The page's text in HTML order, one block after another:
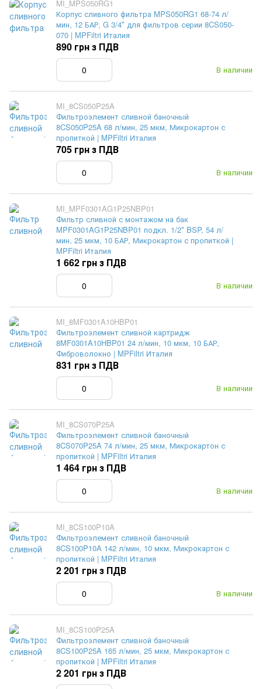
MI_MPS050RG1
Корпус сливного фильтра MPS050RG1 68-74 л/
мин, 12 БАР, G 3/4″ для фильтров серии 8CS050-
070 | MPFiltri Италия
В наличии
890 грн з ПДВ
MI_8CS050P25A
Фильтроэлемент сливной баночный
8CS050P25A 68 л/мин, 25 мкм, Микрокартон с
пропиткой | MPFiltri Италия
В наличии
705 грн з ПДВ
MI_MPF0301AG1P25NBP01
Фильтр сливной с монтажом на бак
MPF0301AG1P25NBP01 подкл. 1/2″ BSP, 54 л/
мин, 25 мкм, 10 БАР, Микрокартон с пропиткой |
MPFiltri Италия
В наличии
1 662 грн з ПДВ
MI_8MF0301A10HBP01
Фильтроэлемент сливной картридж
8MF0301A10HBP01 24 л/мин, 10 мкм, 10 БАР,
Фиброволокно | MPFiltri Италия
В наличии
831 грн з ПДВ
MI_8CS070P25A
Фильтроэлемент сливной баночный
8CS070P25A 74 л/мин, 25 мкм, Микрокартон с
пропиткой | MPFiltri Италия
В наличии
1 464 грн з ПДВ
MI_8CS100P10A
Фильтроэлемент сливной баночный
8CS100P10A 142 л/мин, 10 мкм, Микрокартон с
пропиткой | MPFiltri Италия
В наличии
2 201 грн з ПДВ
MI_8CS100P25A
Фильтроэлемент сливной баночный
8CS100P25A 165 л/мин, 25 мкм, Микрокартон с
пропиткой | MPFiltri Италия
2 201 грн з ПДВ